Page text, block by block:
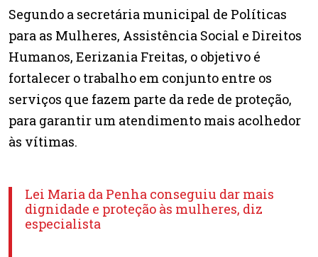
Segundo a secretária municipal de Políticas
para as Mulheres, Assistência Social e Direitos
Humanos, Eerizania Freitas, o objetivo é
fortalecer o trabalho em conjunto entre os
serviços que fazem parte da rede de proteção,
para garantir um atendimento mais acolhedor
às vítimas.
Lei Maria da Penha conseguiu dar mais
dignidade e proteção às mulheres, diz
especialista